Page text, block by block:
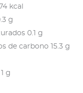
kcal
g
0.1 g
de carbono 15.3 g
g